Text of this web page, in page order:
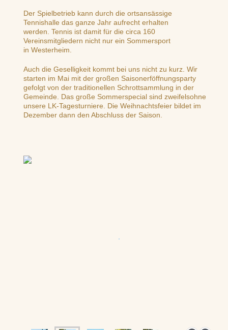
Der Spielbetrieb kann durch die ortsansässige
Tennishalle das ganze Jahr aufrecht erhalten
werden. Tennis ist damit für die circa 160
Vereinsmitgliedern nicht nur ein Sommersport
in Westerheim.
Auch die Geselligkeit kommt bei uns nicht zu kurz. Wir
starten im Mai mit der großen Saisonerföffnungsparty
gefolgt von der traditionellen Schrottsammlung in der
Gemeinde. Das große Sommerspecial sind zweifelsohne
unsere LK-Tagesturniere. Die Weihnachtsfeier bildet im
Dezember dann den Abschluss der Saison.